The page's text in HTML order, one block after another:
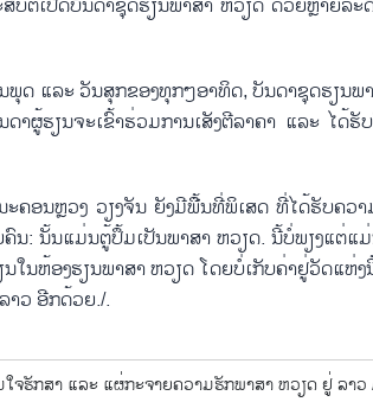
ດ ແລະ ວັນ​ສຸກ​ຂອງ​ທຸກໆ​ອາ​ທິດ, ບັນ​ດາ​ຊຸດ​ຮຽນ​
າຜູ້ຮຽນ​ຈະ​ເຂົ້າ​ຮ່ວມ​ການ​ເສັງ​ຕີ​ລາ​ຄາ ແລະ ໄດ້​
ຄອນຫຼວງ ວຽງ​ຈັນ ຍັງ​ມີ​ພື້ນ​ທີ່​ພິ​ເສດ ທີ່​ໄດ້​ຮັບ​ຄວ
ນ: ນັ້ນ​ແມ່ນ​ຕູ້​ປຶ້ມ​​ເປັນພາ​ສາ ຫວຽດ. ນີ້​ບໍ່​ພຽງ​ແຕ່​
ນ​ຫ້ອງ​ຮຽນ​ພາ​ສາ ຫວຽດ ໂດຍ​ບໍ່​ເກັບ​ຄ່າ​ຢູ່​ວັດ​ແຫ່
ວ ​ອີກ​ດ້ວຍ./.
ຈ​​ຮັກ​ສາ ແລະ ແຜ່​ກະ​ຈາຍ​ຄວາມ​ຮັກ​ພາ​ສາ ຫວຽດ ຢູ່ ລາວ